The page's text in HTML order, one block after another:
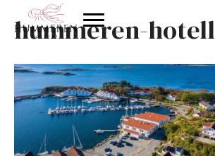
hummeren-hotell